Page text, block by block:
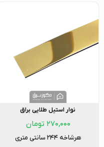
نوار استیل طلایی براق
۲۷۰,۰۰۰ تومان
هرشاخه ۲۴۴ سانتی متری